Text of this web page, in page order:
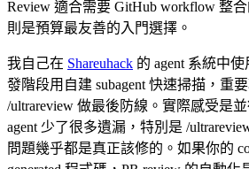
Review 適合需要 GitHub workflow 整
則是預算最友善的入門選擇。
我自己在 Shareuhack 的 agent 系統中
發階段用自建 subagent 快速掃描，重
/ultrareview 做最後防線。實際感受是
agent 少了很多遺漏，特別是 /
問題幾乎都是真正該修的。如果你的